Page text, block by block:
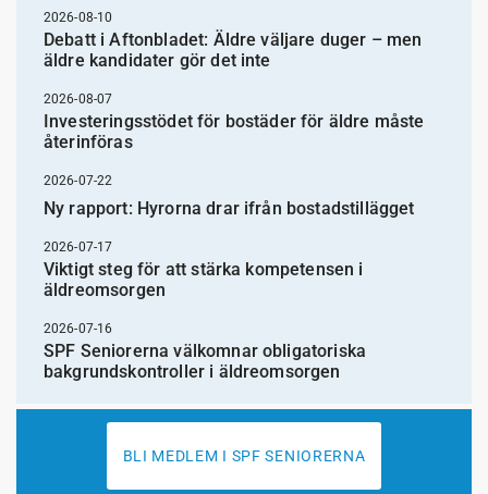
2026-08-10
Debatt i Aftonbladet: Äldre väljare duger – men
äldre kandidater gör det inte
2026-08-07
Investeringsstödet för bostäder för äldre måste
återinföras
2026-07-22
Ny rapport: Hyrorna drar ifrån bostadstillägget
2026-07-17
Viktigt steg för att stärka kompetensen i
äldreomsorgen
2026-07-16
SPF Seniorerna välkomnar obligatoriska
bakgrundskontroller i äldreomsorgen
BLI MEDLEM I SPF SENIORERNA